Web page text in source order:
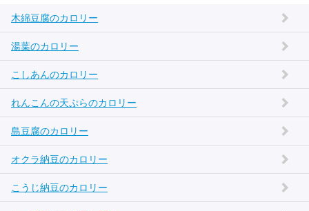
木綿豆腐のカロリー
湯葉のカロリー
こしあんのカロリー
れんこんの天ぷらのカロリー
島豆腐のカロリー
オクラ納豆のカロリー
こうじ納豆のカロリー